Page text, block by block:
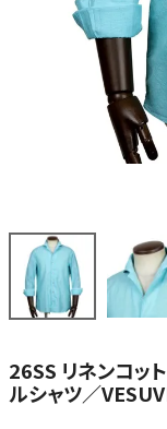
26SS リネンコッ
ルシャツ／